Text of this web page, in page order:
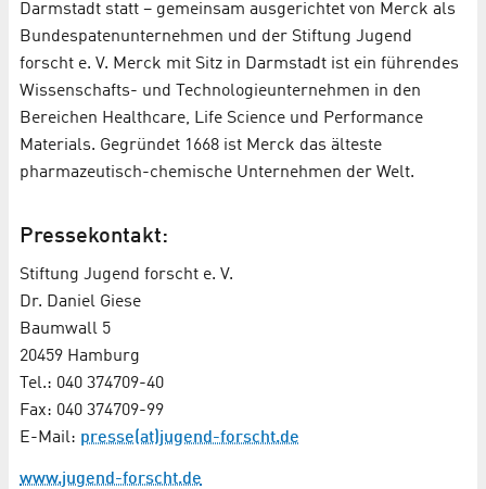
Darmstadt statt – gemeinsam ausgerichtet von Merck als
Bundespatenunternehmen und der Stiftung Jugend
forscht e. V. Merck mit Sitz in Darmstadt ist ein führendes
Wissenschafts- und Technologieunternehmen in den
Bereichen Healthcare, Life Science und Performance
Materials. Gegründet 1668 ist Merck das älteste
pharmazeutisch-chemische Unternehmen der Welt.
Pressekontakt:
Stiftung Jugend forscht e. V.
Dr. Daniel Giese
Baumwall 5
20459 Hamburg
Tel.: 040 374709-40
Fax: 040 374709-99
E-Mail: presse(at)jugend-forscht.de
www.jugend-forscht.de